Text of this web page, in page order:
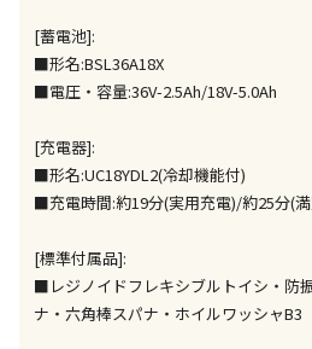
ません）
※「宅配・店舗受取」「宅
同時購入が可能です
出荷いたします。
ただし、メーカーの営業日
は、休業明けからの出荷対応
[蓄電池]:
■形名:BSL36A18X
■電圧・容量:36V-2.5Ah/18V-5.0Ah
[充電器]:
■形名:UC18YDL2(冷却機能付)
■充電時間:約19分(実用充電)/約25分(
[標準付属品]:
■レジノイドフレキシブルトイシ・防
ナ・六角棒スパナ・ホイルワッシャB3